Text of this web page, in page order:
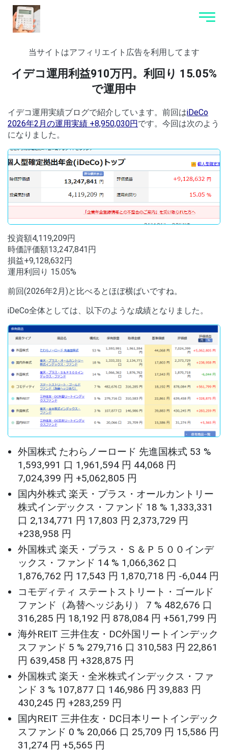
当サイトはアフィリエイト広告を利用してます
イデコ運用利益910万円。利回り 15.05%
で運用中
イデコ運用実績ブログで紹介しています。前回はiDeCo
2026年2月の運用実績 +8,950,030円です。今回は次のよう
になりました。
投資額4,119,209円
時価評価額13,247,841円
損益+9,128,632円
運用利回り 15.05%
前回(2026年2月)と比べるとほぼ横ばいですね。
iDeCo全体としては、以下のような成績となりました。
外国株式 たわらノーロード 先進国株式 53 %
1,593,991 口 1,961,594 円 44,068 円
7,024,399 円 +5,062,805 円
国内外株式 楽天・プラス・オールカントリー
株式インデックス・ファンド 18 % 1,333,331
口 2,134,771 円 17,803 円 2,373,729 円
+238,958 円
外国株式 楽天・プラス・Ｓ＆Ｐ５００インデ
ックス・ファンド 14 % 1,066,362 口
1,876,762 円 17,543 円 1,870,718 円 -6,044 円
コモディティ ステートストリート・ゴールド
ファンド（為替ヘッジあり） 7 % 482,676 口
316,285 円 18,192 円 878,084 円 +561,799 円
海外REIT 三井住友・DC外国リートインデック
スファンド 5 % 279,716 口 310,583 円 22,861
円 639,458 円 +328,875 円
外国株式 楽天・全米株式インデックス・ファ
ンド 3 % 107,877 口 146,986 円 39,883 円
430,245 円 +283,259 円
国内REIT 三井住友・DC日本リートインデック
スファンド 0 % 20,066 口 25,709 円 15,586 円
31,274 円 +5,565 円